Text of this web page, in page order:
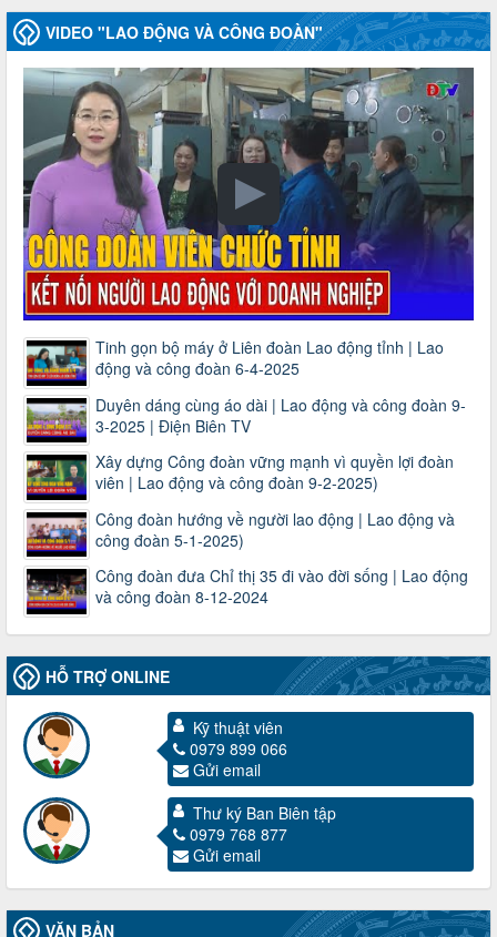
VIDEO "LAO ĐỘNG VÀ CÔNG ĐOÀN"
Tinh gọn bộ máy ở Liên đoàn Lao động tỉnh | Lao
động và công đoàn 6-4-2025
Duyên dáng cùng áo dài | Lao động và công đoàn 9-
3-2025 | Điện Biên TV
Xây dựng Công đoàn vững mạnh vì quyền lợi đoàn
viên | Lao động và công đoàn 9-2-2025)
Công đoàn hướng về người lao động | Lao động và
công đoàn 5-1-2025)
Công đoàn đưa Chỉ thị 35 đi vào đời sống | Lao động
và công đoàn 8-12-2024
HỖ TRỢ ONLINE
Kỹ thuật viên
0979 899 066
Gửi email
Thư ký Ban Biên tập
0979 768 877
Gửi email
VĂN BẢN
3716/TLD-TC
Công văn hướng dẫn công tác quả lý tài chính, tài sản công
đoàn khi đơn vị sát nhập, chấm dứt hoạt động
Thời gian đăng: 13/04/2025
lượt xem: 2004 | lượt tải:719
60/TB-LĐLĐ